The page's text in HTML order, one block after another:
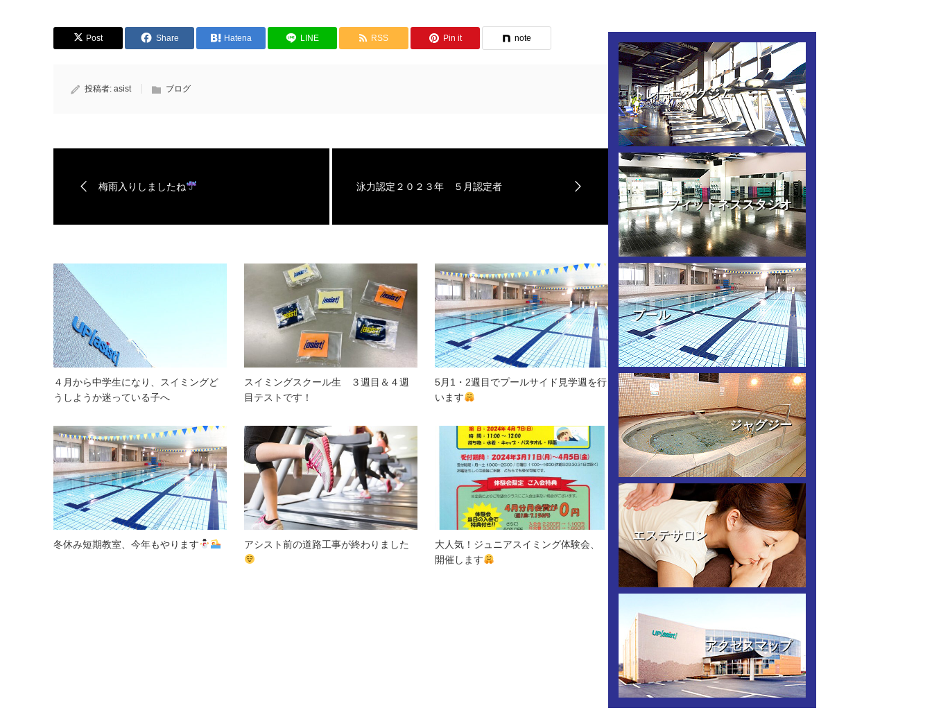
Post Share Hatena LINE RSS Pin it note
投稿者: asist ブログ
梅雨入りしましたね 泳力認定２０２３年 ５月認定者
４月から中学生になり、スイミングど
うしようか迷っている子へ
スイミングスクール生 ３週目＆４週
目テストです！
5月1・2週目でプールサイド見学週を行
います
冬休み短期教室、今年もやります アシスト前の道路工事が終わりました
大人気！ジュニアスイミング体験会、
開催します
トレーニングジム
フィットネススタジオ
プール
ジャグジー
エステサロン
アクセスマップ